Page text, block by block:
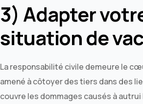
3) Adapter
situation de
La responsabilité civile demeure le
amené à côtoyer des tiers dans des
couvre les dommages causés à